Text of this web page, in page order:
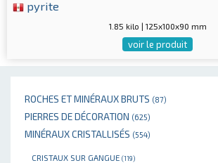
ROCHES ET MINÉRAUX BRUTS (87)
PIERRES DE DÉCORATION (625)
MINÉRAUX CRISTALLISÉS (554)
CRISTAUX SUR GANGUE (119)
pyrite
1.85 kilo | 125x100x90 mm
voir le produit